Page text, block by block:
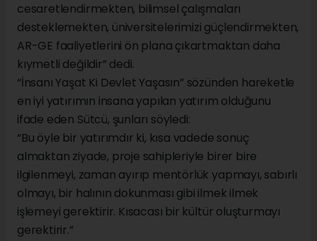
cesaretlendirmekten, bilimsel çalışmaları
desteklemekten, üniversitelerimizi güçlendirmekten,
AR-GE faaliyetlerini ön plana çıkartmaktan daha
kıymetli değildir” dedi.
“İnsanı Yaşat Ki Devlet Yaşasın” sözünden hareketle
en iyi yatırımın insana yapılan yatırım olduğunu
ifade eden Sütcü, şunları söyledi:
“Bu öyle bir yatırımdır ki, kısa vadede sonuç
almaktan ziyade, proje sahipleriyle birer bire
ilgilenmeyi, zaman ayırıp mentörlük yapmayı, sabırlı
olmayı, bir halının dokunması gibi ilmek ilmek
işlemeyi gerektirir. Kısacası bir kültür oluşturmayı
gerektirir.”